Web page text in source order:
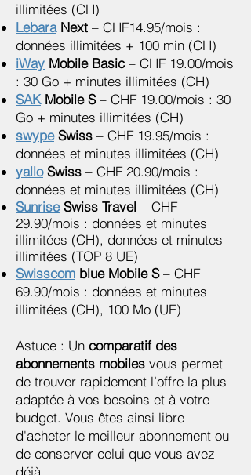
illimitées (CH)
LebaraNext – CHF14.95/mois :
données illimitées + 100 min (CH)
iWay Mobile Basic– CHF 19.00/mois
: 30 Go + minutes illimitées (CH)
SAK Mobile S– CHF 19.00/mois : 30
Go + minutes illimitées (CH)
swypeSwiss – CHF 19.95/mois :
données et minutes illimitées (CH)
yalloSwiss – CHF 20.90/mois :
données et minutes illimitées (CH)
SunriseSwiss Travel – CHF
29.90/mois : données et minutes
illimitées (CH), données et minutes
illimitées (TOP 8 UE)
Swisscom blue Mobile S– CHF
69.90/mois : données et minutes
illimitées (CH), 100 Mo (UE)
Astuce : Un comparatif des
abonnements mobiles vous permet
de trouver rapidement l’offre la plus
adaptée à vos besoins et à votre
budget. Vous êtes ainsi libre
d'acheter le meilleur abonnement ou
de conserver celui que vous avez
déjà.